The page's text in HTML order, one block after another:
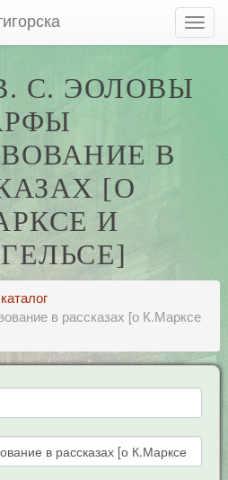
С. ЭОЛОВЫ
В
[О
И
в рассказах [о К.Марксе